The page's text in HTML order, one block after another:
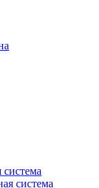
система
система